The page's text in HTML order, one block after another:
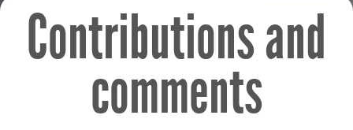
Contributions and
comments